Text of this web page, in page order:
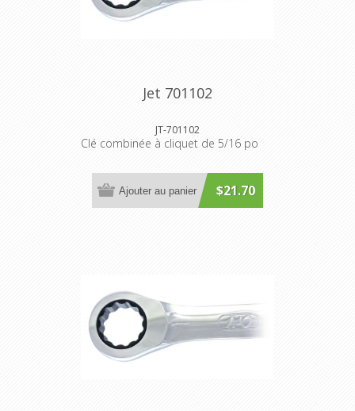
Jet 701102
JT-701102
Clé combinée à cliquet de 5/16 po
$21.70
Ajouter au panier